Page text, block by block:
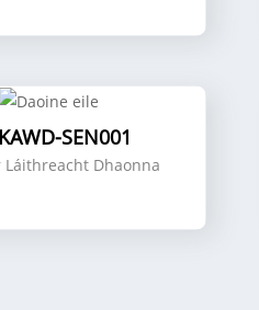
SEN001
Láithreacht Dhaonna